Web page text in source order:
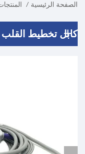
الصفحة الرئيسية /
كابل تخطيط القلب